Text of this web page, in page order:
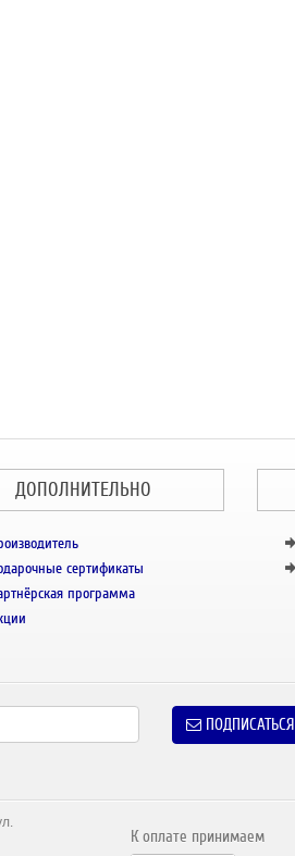
ДОПОЛНИТЕЛЬНО
сертификаты
программа
ПОДПИСАТЬСЯ
К оплате принимаем